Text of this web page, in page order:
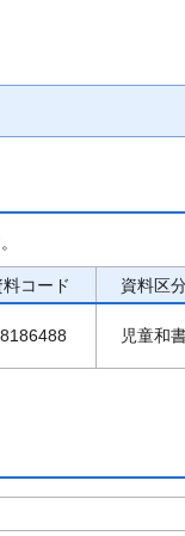
料コード 資料区
児童和